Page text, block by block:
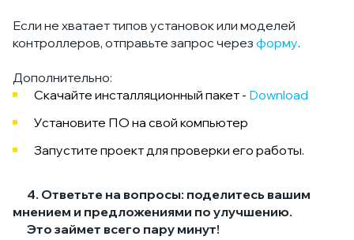
Если не хватает типов установок или моделей
контроллеров, отправьте запрос через форму.
Дополнительно:
Скачайте инсталляционный пакет - Download
Установите ПО на свой компьютер
Запустите проект для проверки его работы.
4. Ответьте на вопросы: поделитесь вашим
мнением и предложениями по улучшению.
Это займет всего пару минут!